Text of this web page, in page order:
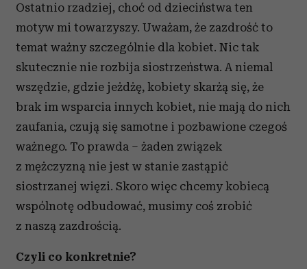
Ostatnio rzadziej, choć od dzieciństwa ten
motyw mi towarzyszy. Uważam, że zazdrość to
temat ważny szczególnie dla kobiet. Nic tak
skutecznie nie rozbija siostrzeństwa. A niemal
wszędzie, gdzie jeżdżę, kobiety skarżą się, że
brak im wsparcia innych kobiet, nie mają do nich
zaufania, czują się samotne i pozbawione czegoś
ważnego. To prawda – żaden związek
z mężczyzną nie jest w stanie zastąpić
siostrzanej więzi. Skoro więc chcemy kobiecą
wspólnotę odbudować, musimy coś zrobić
z naszą zazdrością.
Czyli co konkretnie?